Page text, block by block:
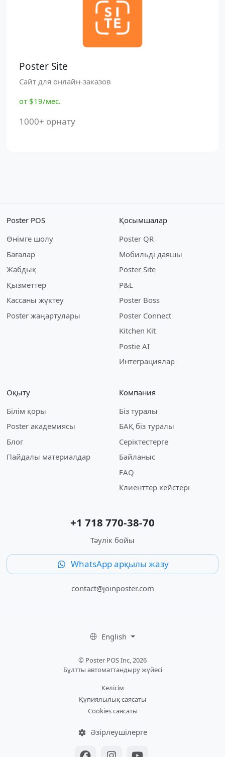
Poster Site
Сайт для онлайн-заказов
от $19/мес.
1000+ орнату
Poster POS
Өнімге шолу
Бағалар
Жабдық
Қызметтер
Кассаны жүктеу
Poster жаңартулары
Қосымшалар
Poster QR
Мобильді даяшы
Poster Site
P&L
Poster Boss
Poster Connect
Kitchen Kit
Postie AI
Интеграциялар
Оқыту
Білім қоры
Poster академиясы
Блог
Пайдалы материалдар
Компания
Біз туралы
БАҚ біз туралы
Серіктестерге
Байланыс
FAQ
Клиенттер кейстері
+1 718 770-38-70
Тәулік бойы
WhatsApp арқылы жазу
contact@joinposter.com
English
© Poster POS Inc, 2026
Бұлтты автоматтандыру жүйесі
Келісім
Құпиялылық саясаты
Cookies саясаты
Әзірлеушілерге